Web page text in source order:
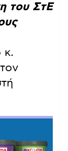
του ΣτΕ
κ.